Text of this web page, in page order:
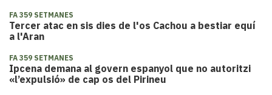
FA 359 SETMANES
​Tercer atac en sis dies de l'os Cachou a bestiar equí
a l'Aran
FA 359 SETMANES
​Ipcena demana al govern espanyol que no autoritzi
«l’expulsió» de cap os del Pirineu